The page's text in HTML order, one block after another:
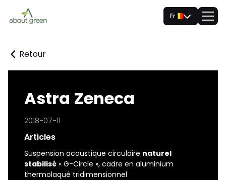
Fr
Retour
Astra Zeneca
2018-07-11
Articles
Suspension acoustique circulaire naturel
stabilisé « G-Circle », cadre en aluminium
thermolaqué tridimensionnel